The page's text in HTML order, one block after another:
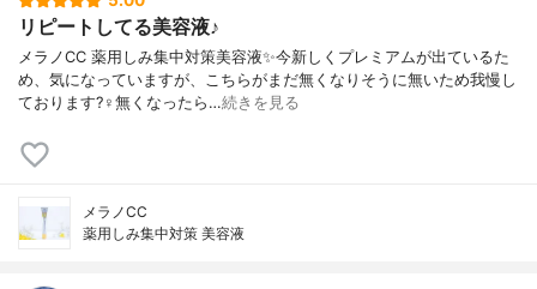
リピートしてる美容液♪
メラノCC 薬用しみ集中対策美容液✨今新しくプレミアムが出ているた
め、気になっていますが、こちらがまだ無くなりそうに無いため我慢し
ております?‍♀️無くなったら…続きを見る
メラノCC
薬用しみ集中対策 美容液